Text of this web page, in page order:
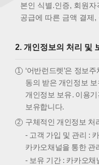
본인 식별.인증, 회원
공급에 따른 금액 결제
2. 개인정보의 처리 및
‘어반런드렛’은 정보
동의 받은 개인정보
개인정보 보유․이용
보유합니다.
구체적인 개인정보 처
- 고객 가입 및 관리 :
카카오채널을 통한 관
- 보유 기간 : 카카오채